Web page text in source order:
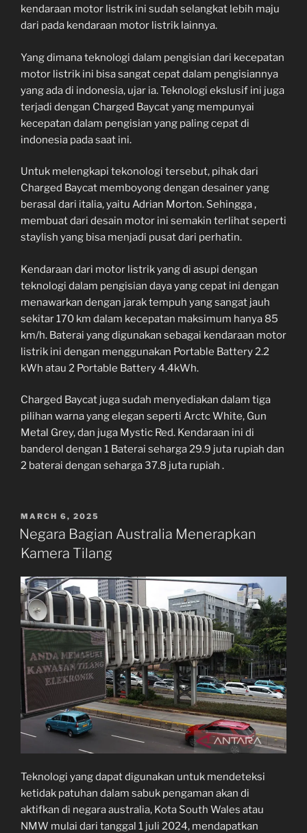
kendaraan motor listrik ini sudah selangkat lebih maju
dari pada kendaraan motor listrik lainnya.
Yang dimana teknologi dalam pengisian dari kecepatan
motor listrik ini bisa sangat cepat dalam pengisiannya
yang ada di indonesia, ujar ia. Teknologi ekslusif ini juga
terjadi dengan Charged Baycat yang mempunyai
kecepatan dalam pengisian yang paling cepat di
indonesia pada saat ini.
Untuk melengkapi tekonologi tersebut, pihak dari
Charged Baycat memboyong dengan desainer yang
berasal dari italia, yaitu Adrian Morton. Sehingga ,
membuat dari desain motor ini semakin terlihat seperti
staylish yang bisa menjadi pusat dari perhatin.
Kendaraan dari motor listrik yang di asupi dengan
teknologi dalam pengisian daya yang cepat ini dengan
menawarkan dengan jarak tempuh yang sangat jauh
sekitar 170 km dalam kecepatan maksimum hanya 85
km/h. Baterai yang digunakan sebagai kendaraan motor
listrik ini dengan menggunakan Portable Battery 2.2
kWh atau 2 Portable Battery 4.4kWh.
Charged Baycat juga sudah menyediakan dalam tiga
pilihan warna yang elegan seperti Arctc White, Gun
Metal Grey, dan juga Mystic Red. Kendaraan ini di
banderol dengan 1 Baterai seharga 29.9 juta rupiah dan
2 baterai dengan seharga 37.8 juta rupiah .
POSTED
ON
MARCH 6, 2025
Negara Bagian Australia Menerapkan
Kamera Tilang
Teknologi yang dapat digunakan untuk mendeteksi
ketidak patuhan dalam sabuk pengaman akan di
aktifkan di negara australia, Kota South Wales atau
NMW mulai dari tanggal 1 juli 2024, mendapatkan